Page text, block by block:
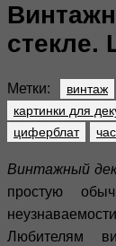
стекле.
Метки: винтаж
картинки для
циферблат
Винтажный
простую
Любителям